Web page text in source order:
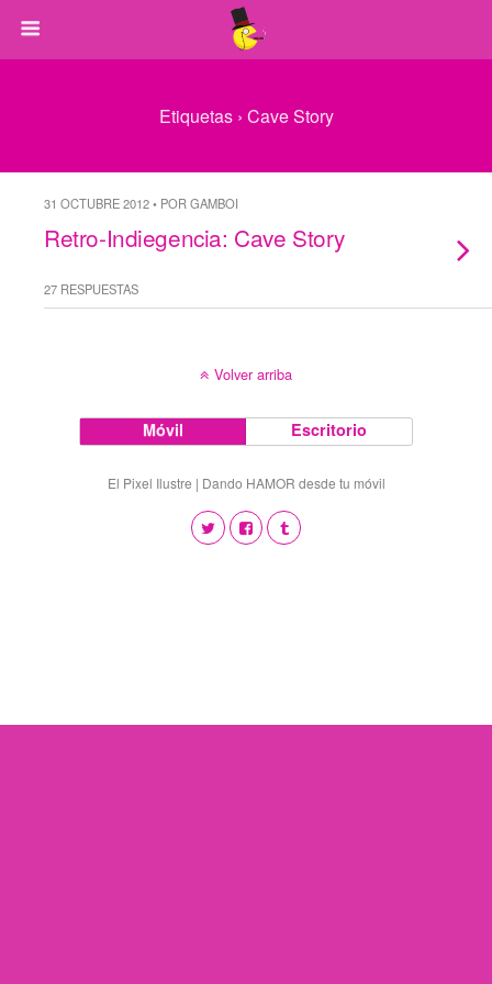
Etiquetas › Cave Story
31 OCTUBRE 2012 • POR GAMBOI
Retro-Indiegencia: Cave Story
27 RESPUESTAS
Volver arriba
Móvil Escritorio
El Pixel Ilustre | Dando HAMOR desde tu móvil